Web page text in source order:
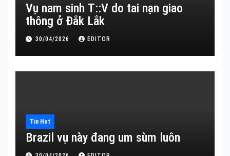
Vụ nam sinh T::V do tai nạn giao
thông ở Đắk Lắk
30/04/2026 EDITOR
Tin Hot
Brazil vụ này đang um sùm luôn